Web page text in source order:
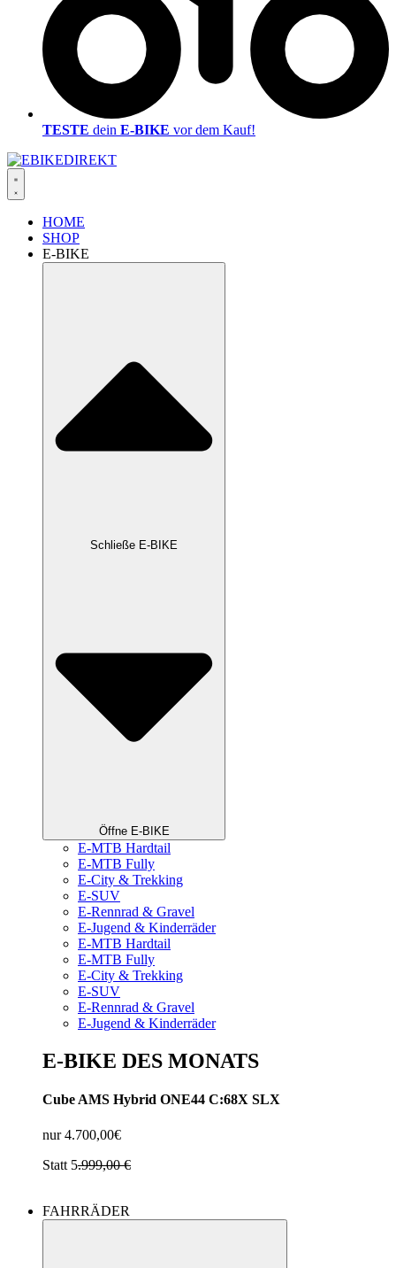
TESTE dein E-BIKE vor dem Kauf!
HOME
SHOP
E-BIKE
Schließe E-BIKE
Öffne E-BIKE
E-MTB Hardtail
E-MTB Fully
E-City & Trekking
E-SUV
E-Rennrad & Gravel
E-Jugend & Kinderräder
E-MTB Hardtail
E-MTB Fully
E-City & Trekking
E-SUV
E-Rennrad & Gravel
E-Jugend & Kinderräder
E-BIKE DES MONATS
Cube AMS Hybrid ONE44 C:68X SLX
nur 4.700,00€
Statt 5.999,00€
FAHRRÄDER